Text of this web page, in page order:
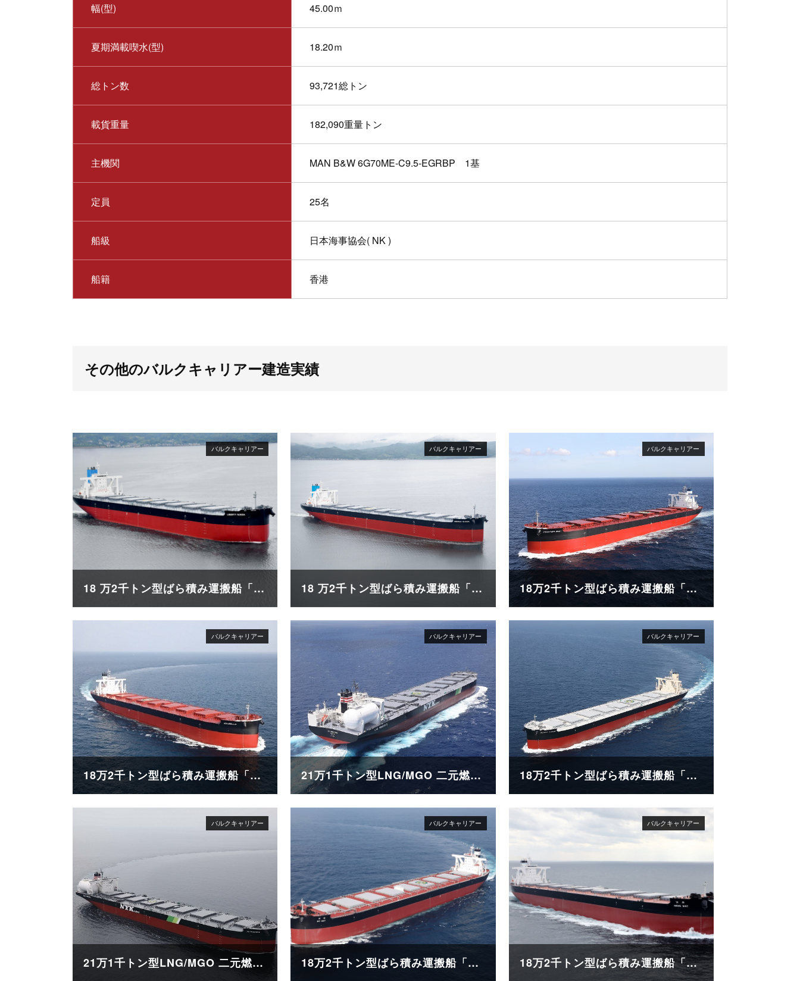
幅(型) 45.00ｍ
夏期満載喫水(型) 18.20ｍ
総トン数 93,721総トン
載貨重量 182,090重量トン
主機関 MAN B&W 6G70ME-C9.5-EGRBP 1基
定員 25名
船級 日本海事協会( NK )
船籍 香港
その他のバルクキャリアー建造実績
18 万2千トン型ばら積み運搬船「LIBERTY QUEEN」 18 万2千トン型ばら積み運搬船「VERITAS QUEEN」 18万2千トン型ばら積み運搬船「FRONTIER RINDO」
18万2千トン型ばら積み運搬船「AQUABELLA」 21万1千トン型LNG/MGO 二元燃料ばら積み運搬船「SG HORIZON」 18万2千トン型ばら積み運搬船「GLOBAL FUTURE」
21万1千トン型LNG/MGO 二元燃料ばら積み運搬船「SG SUNRISE」 18万2千トン型ばら積み運搬船「BO MAY」 18万2千トン型ばら積み運搬船「HENG MAY」